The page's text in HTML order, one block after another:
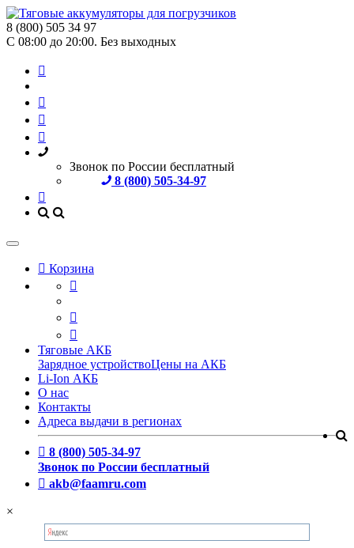
8 (800) 505 34 97
С 08:00 до 20:00. Без выходных
Звонок по России бесплатный
8 (800) 505-34-97
Корзина
Тяговые АКБ
Зарядное устройствоЦены на АКБ
Li-Ion АКБ
О нас
Контакты
Адреса выдачи в регионах
8 (800) 505-34-97
Звонок по России бесплатный
akb@faamru.com
×